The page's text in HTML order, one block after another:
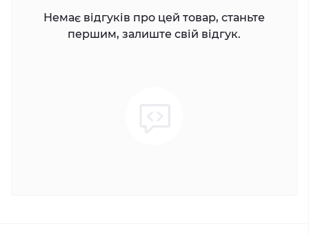
Немає відгуків про цей товар, станьте
першим, залиште свій відгук.